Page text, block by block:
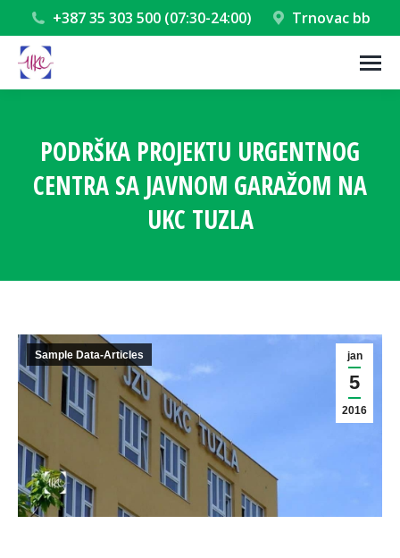
+387 35 303 500 (07:30-24:00) Trnovac bb
PODRŠKA PROJEKTU URGENTNOG
CENTRA SA JAVNOM GARAŽOM NA
UKC TUZLA
jan
5
2016
Sample Data-Articles